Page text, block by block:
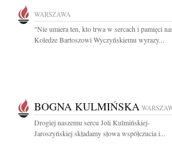
WARSZAWA
"Nie umiera ten, kto trwa w sercach i pamięci
Koledze Bartoszowi Wyczyńskiemu wyrazy...
BOGNA KULMIŃSKA
Drogiej naszemu sercu Joli Kulmińskiej-
Jaroszyńskiej składamy słowa współczucia i...